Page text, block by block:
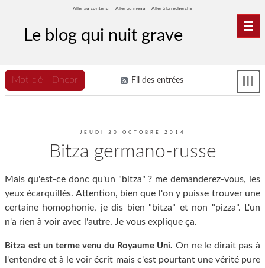
Aller au contenu Aller au menu Aller à la recherche
Le blog qui nuit grave
Mot-clé - Dnepr Fil des entrées
JEUDI 30 OCTOBRE 2014
Bitza germano-russe
Mais qu'est-ce donc qu'un "bitza" ? me demanderez-vous, les
yeux écarquillés. Attention, bien que l'on y puisse trouver une
certaine homophonie, je dis bien "bitza" et non "pizza". L'un
n'a rien à voir avec l'autre. Je vous explique ça.
Bitza est un terme venu du Royaume Uni. On ne le dirait pas à
l'entendre et à le voir écrit mais c'est pourtant une vérité pure